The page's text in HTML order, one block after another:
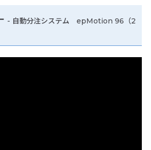
- 自動分注システム epMotion 96（2